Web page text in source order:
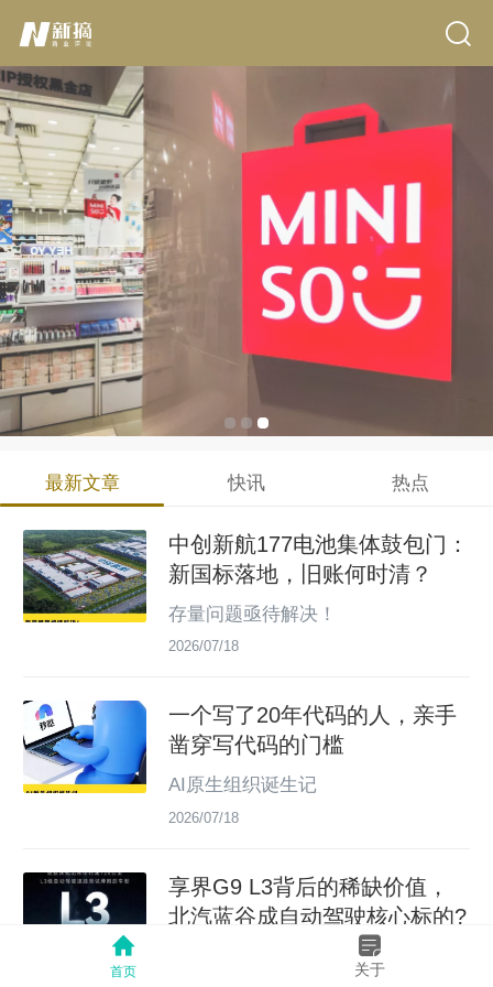
最新文章 快讯 热点
中创新航177电池集体鼓包门：
新国标落地，旧账何时清？
存量问题亟待解决！
2026/07/18
一个写了20年代码的人，亲手
凿穿写代码的门槛
AI原生组织诞生记
2026/07/18
享界G9 L3背后的稀缺价值，
北汽蓝谷成自动驾驶核心标的?
新摘网 7月16日消息，新能源汽车智
首页 关于